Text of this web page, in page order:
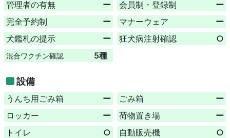
管理者の有無 ー 会員制・登録制
ー
完全予約制
ー マナーウェア
ー
犬鑑札の提示
ー 狂犬病注射確認 ○
混合ワクチン確認 5種
設備
うんち用ごみ箱 ー ごみ箱
ー
ロッカー
ー 荷物置き場
ー
トイレ
○ 自動販売機
○